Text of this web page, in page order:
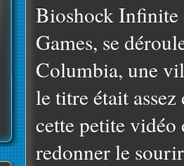
Bioshock Infinite
Games, se
Columbia, une
le titre était
cette petite
redonner le